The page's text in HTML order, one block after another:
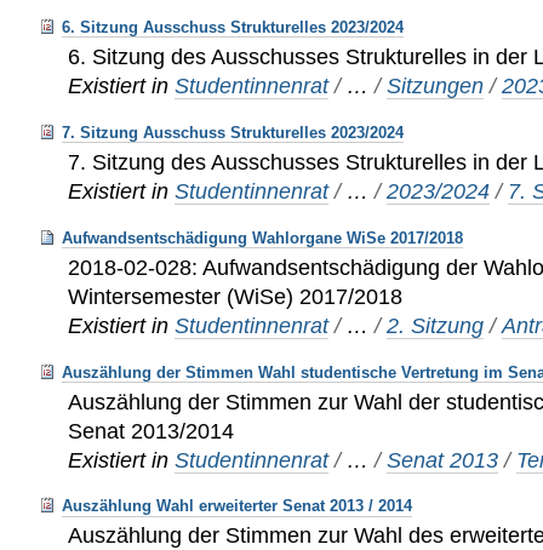
6. Sitzung Ausschuss Strukturelles 2023/2024
6. Sitzung des Ausschusses Strukturelles in der
Existiert in Studentinnenrat / …/Sitzungen /
7. Sitzung Ausschuss Strukturelles 2023/2024
7. Sitzung des Ausschusses Strukturelles in der
Existiert in Studentinnenrat / …/2023/2024 / 7.
Aufwandsentschädigung Wahlorgane WiSe 2017/2018
2018-02-028: Aufwandsentschädigung der
Wintersemester (WiSe) 2017/2018
Existiert in Studentinnenrat / …/2. Sitzung /
Auszählung der Stimmen Wahl studentische Vertretung im
Auszählung der Stimmen zur Wahl der
Senat 2013/2014
Existiert in Studentinnenrat / …/Senat 2013 /
Auszählung Wahl erweiterter Senat 2013 / 2014
Auszählung der Stimmen zur Wahl des